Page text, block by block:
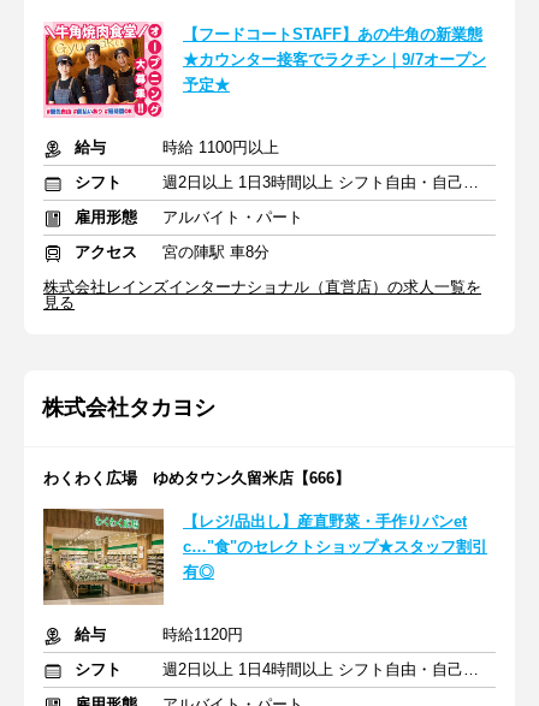
【フードコートSTAFF】あの牛角の新業態
★カウンター接客でラクチン｜9/7オープン
予定★
給与
時給 1100円以上
シフト
週2日以上 1日3時間以上 シフト自由・自己申告
雇用形態
アルバイト・パート
アクセス
宮の陣駅 車8分
株式会社レインズインターナショナル（直営店）の求人一覧を
見る
株式会社タカヨシ
わくわく広場 ゆめタウン久留米店【666】
【レジ/品出し】産直野菜・手作りパンet
c…"食"のセレクトショップ★スタッフ割引
有◎
給与
時給1120円
シフト
週2日以上 1日4時間以上 シフト自由・自己申告